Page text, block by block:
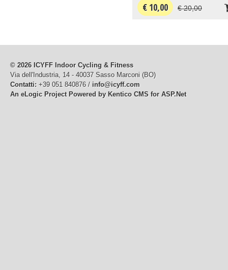
€ 10,00 € 20,00
© 2026 ICYFF Indoor Cycling & Fitness
Via dell'Industria, 14 - 40037 Sasso Marconi (BO)
Contatti: +39 051 840876 / info@icyff.com
An eLogic Project Powered by Kentico CMS for ASP.Net